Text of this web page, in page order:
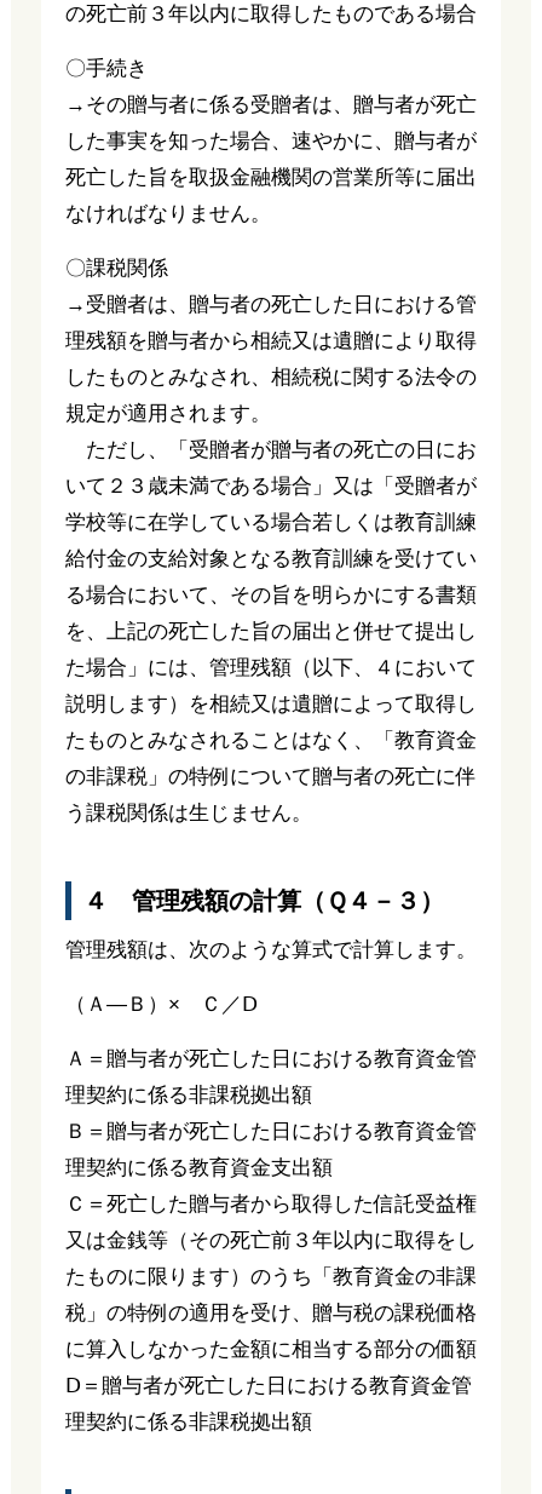
の死亡前３年以内に取得したものである場合
〇手続き
→その贈与者に係る受贈者は、贈与者が死亡
した事実を知った場合、速やかに、贈与者が
死亡した旨を取扱金融機関の営業所等に届出
なければなりません。
〇課税関係
→受贈者は、贈与者の死亡した日における管
理残額を贈与者から相続又は遺贈により取得
したものとみなされ、相続税に関する法令の
規定が適用されます。
ただし、「受贈者が贈与者の死亡の日にお
いて２３歳未満である場合」又は「受贈者が
学校等に在学している場合若しくは教育訓練
給付金の支給対象となる教育訓練を受けてい
る場合において、その旨を明らかにする書類
を、上記の死亡した旨の届出と併せて提出し
た場合」には、管理残額（以下、４において
説明します）を相続又は遺贈によって取得し
たものとみなされることはなく、「教育資金
の非課税」の特例について贈与者の死亡に伴
う課税関係は生じません。
４ 管理残額の計算（Ｑ４－３）
管理残額は、次のような算式で計算します。
（Ａ―Ｂ）× Ｃ／Ⅾ
Ａ＝贈与者が死亡した日における教育資金管
理契約に係る非課税拠出額
Ｂ＝贈与者が死亡した日における教育資金管
理契約に係る教育資金支出額
Ｃ＝死亡した贈与者から取得した信託受益権
又は金銭等（その死亡前３年以内に取得をし
たものに限ります）のうち「教育資金の非課
税」の特例の適用を受け、贈与税の課税価格
に算入しなかった金額に相当する部分の価額
Ⅾ＝贈与者が死亡した日における教育資金管
理契約に係る非課税拠出額